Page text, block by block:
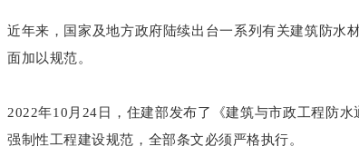
近年来，国家及地方政府陆续出台一系列有关建筑防水
面加以规范。
2022年10月24日，住建部发布了《建筑与市政工程防
强制性工程建设规范，全部条文必须严格执行。